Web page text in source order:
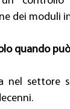
dei moduli
quando
nel settore